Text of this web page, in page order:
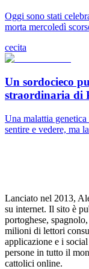
Oggi sono stati
morta mercoledì
cecita
Un sordocieco
straordinaria di
Una malattia
sentire e vedere, ma
Lanciato nel 2013,
su internet. Il sito è
portoghese,
milioni di lettori
applicazione e i
persone in tutto il
cattolici online.